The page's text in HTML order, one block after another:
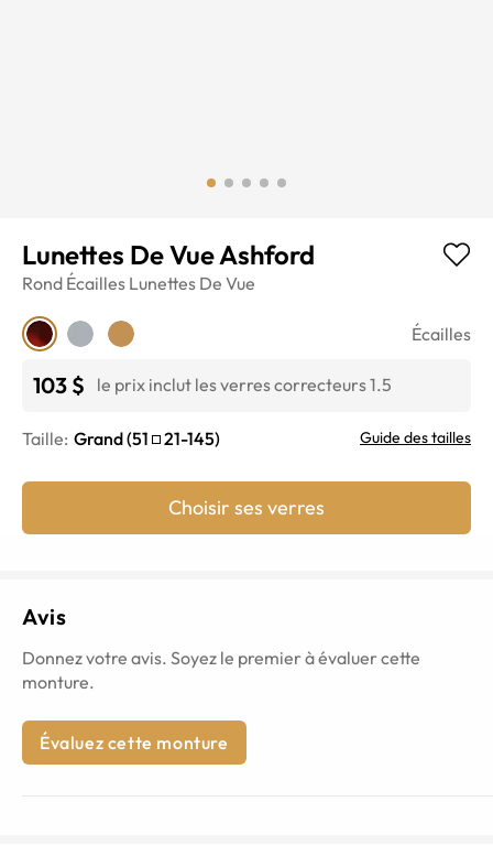
Lunettes De Vue Ashford
Rond Écailles Lunettes De Vue
Écailles
103 $ le prix inclut les verres correcteurs 1.5
Taille: Grand(51 21-145) Guide des tailles
Choisir ses verres
Avis
Donnez votre avis. Soyez le premier à évaluer cette
monture.
Évaluez cette monture